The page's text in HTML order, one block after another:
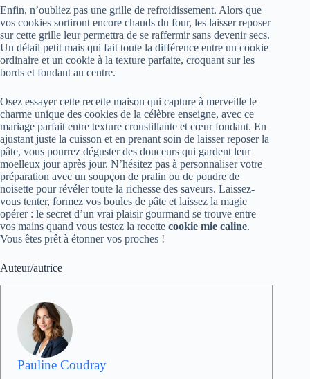
Enfin, n’oubliez pas une grille de refroidissement. Alors que
vos cookies sortiront encore chauds du four, les laisser reposer
sur cette grille leur permettra de se raffermir sans devenir secs.
Un détail petit mais qui fait toute la différence entre un cookie
ordinaire et un cookie à la texture parfaite, croquant sur les
bords et fondant au centre.
Osez essayer cette recette maison qui capture à merveille le
charme unique des cookies de la célèbre enseigne, avec ce
mariage parfait entre texture croustillante et cœur fondant. En
ajustant juste la cuisson et en prenant soin de laisser reposer la
pâte, vous pourrez déguster des douceurs qui gardent leur
moelleux jour après jour. N’hésitez pas à personnaliser votre
préparation avec un soupçon de pralin ou de poudre de
noisette pour révéler toute la richesse des saveurs. Laissez-
vous tenter, formez vos boules de pâte et laissez la magie
opérer : le secret d’un vrai plaisir gourmand se trouve entre
vos mains quand vous testez la recette cookie mie caline.
Vous êtes prêt à étonner vos proches !
Auteur/autrice
Pauline Coudray